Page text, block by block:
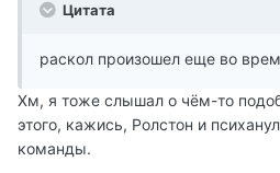
Цитата
раскол произошел еще во
Хм, я тоже слышал о чём-то
этого, кажись, Ролстон и
команды.